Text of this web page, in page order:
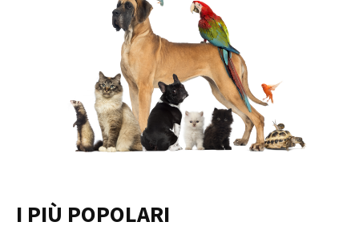
I PIÙ POPOLARI